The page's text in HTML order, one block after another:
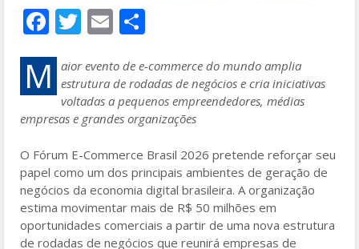
F
ac
e
b
o
o
k
T
w
itt
er
E
m
ai
l
ar
e
M
aior evento de e-commerce do mundo amplia
estrutura de rodadas de negócios e cria iniciativas
voltadas a pequenos empreendedores, médias
empresas e grandes organizações
O Fórum E-Commerce Brasil 2026 pretende reforçar seu
papel como um dos principais ambientes de geração de
negócios da economia digital brasileira. A organização
estima movimentar mais de R$ 50 milhões em
oportunidades comerciais a partir de uma nova estrutura
de rodadas de negócios que reunirá empresas de